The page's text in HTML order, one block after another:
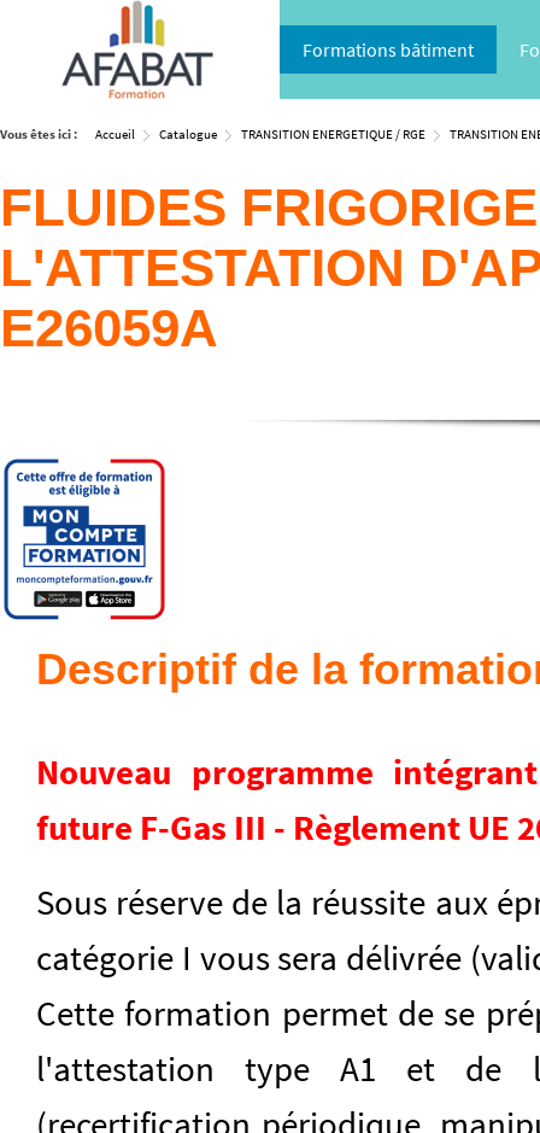
Formations bâtiment
Vous êtes ici : Accueil Catalogue TRANSITION ENERGETIQUE / RGE TRANSITION
FLUIDES
L'ATTESTATION
E26059A
Descriptif de la
Nouveau programme
future F-Gas III - Règlement UE
Sous réserve de la réussite aux
catégorie I vous sera délivrée
Cette formation permet de se
l'attestation type A1 et de